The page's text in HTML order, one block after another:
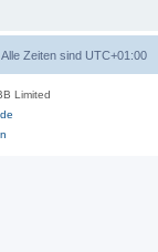
Alle Zeiten sind UTC+01:00
Limited